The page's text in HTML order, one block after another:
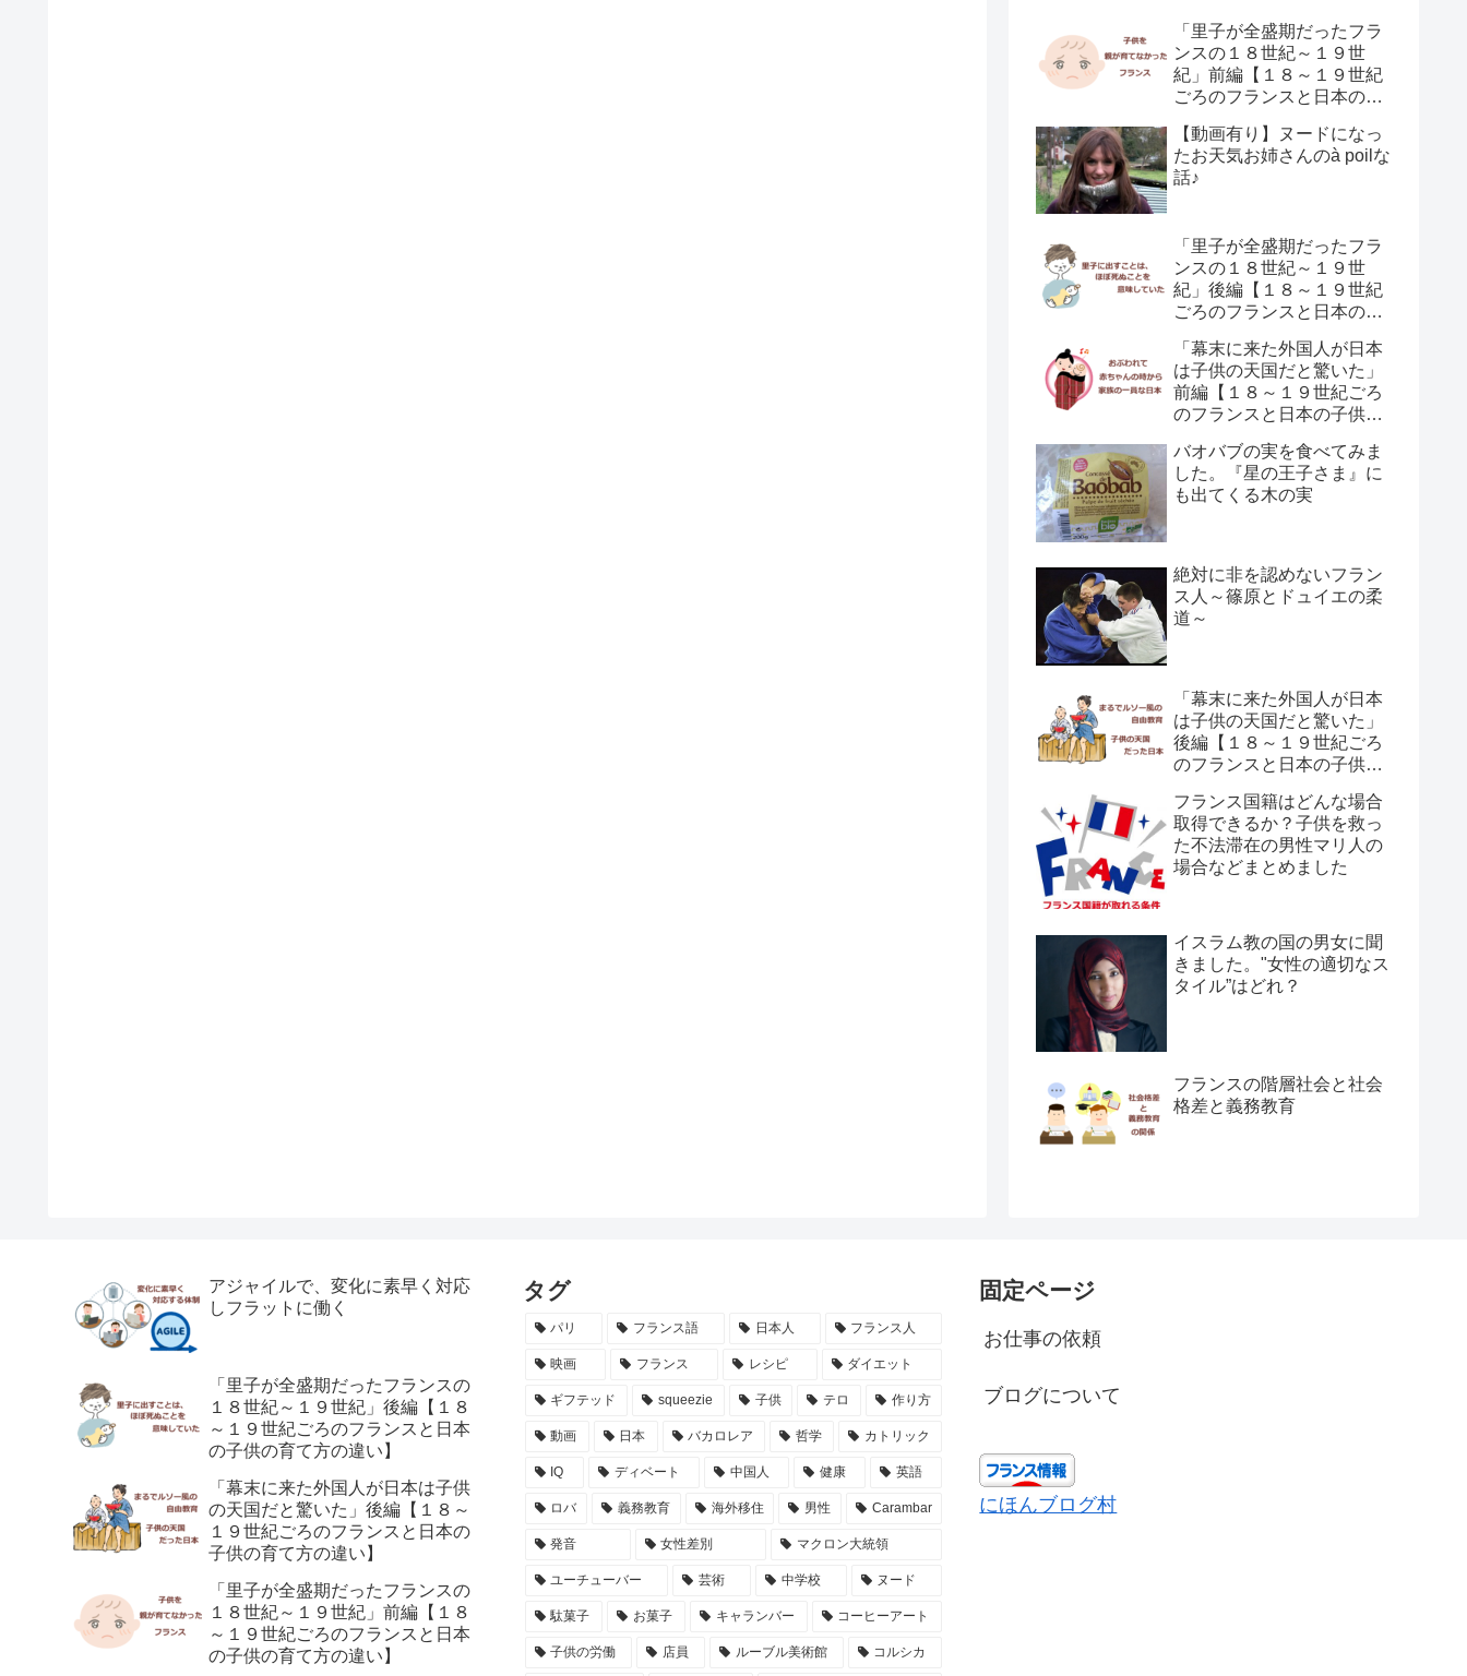
「里子が全盛期だったフラ
ンスの１８世紀～１９世
紀」前編【１８～１９世紀
ごろのフランスと日本の子
【動画有り】ヌードになっ
たお天気お姉さんのà poilな
話♪
「里子が全盛期だったフラ
ンスの１８世紀～１９世
紀」後編【１８～１９世紀
ごろのフランスと日本の子
「幕末に来た外国人が日本
は子供の天国だと驚いた」
前編【１８～１９世紀ごろ
のフランスと日本の子供の
バオバブの実を食べてみま
した。『星の王子さま』に
も出てくる木の実
絶対に非を認めないフラン
ス人～篠原とドュイエの柔
道～
「幕末に来た外国人が日本
は子供の天国だと驚いた」
後編【１８～１９世紀ごろ
のフランスと日本の子供の
フランス国籍はどんな場合
取得できるか？子供を救っ
た不法滞在の男性マリ人の
場合などまとめました
イスラム教の国の男女に聞
きました。"女性の適切なス
タイル”はどれ？
フランスの階層社会と社会
格差と義務教育
アジャイルで、変化に素早く対応
しフラットに働く
「里子が全盛期だったフランスの
１８世紀～１９世紀」後編【１８
～１９世紀ごろのフランスと日本
の子供の育て方の違い】
「幕末に来た外国人が日本は子供
の天国だと驚いた」後編【１８～
１９世紀ごろのフランスと日本の
子供の育て方の違い】
「里子が全盛期だったフランスの
１８世紀～１９世紀」前編【１８
～１９世紀ごろのフランスと日本
の子供の育て方の違い】
タグ
パリ フランス語 日本人 フランス人
映画 フランス レシピ ダイエット
ギフテッド squeezie 子供 テロ 作り方
動画 日本 バカロレア 哲学 カトリック
IQ ディベート 中国人 健康 英語
ロバ 義務教育 海外移住 男性 Carambar
発音 女性差別 マクロン大統領
ユーチューバー 芸術 中学校 ヌード
駄菓子 お菓子 キャランバー コーヒーアート
子供の労働 店員 ルーブル美術館 コルシカ
固定ページ
お仕事の依頼
ブログについて
にほんブログ村